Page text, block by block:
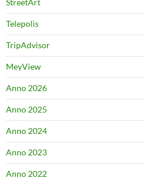
StreetArt
Telepolis
TripAdvisor
MeyView
Anno 2026
Anno 2025
Anno 2024
Anno 2023
Anno 2022